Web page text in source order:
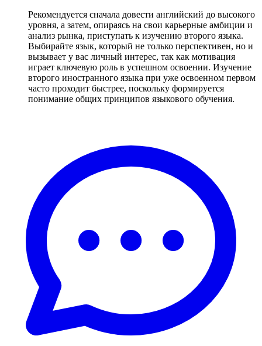
Рекомендуется сначала довести английский до высокого
уровня, а затем, опираясь на свои карьерные амбиции и
анализ рынка, приступать к изучению второго языка.
Выбирайте язык, который не только перспективен, но и
вызывает у вас личный интерес, так как мотивация
играет ключевую роль в успешном освоении. Изучение
второго иностранного языка при уже освоенном первом
часто проходит быстрее, поскольку формируется
понимание общих принципов языкового обучения.